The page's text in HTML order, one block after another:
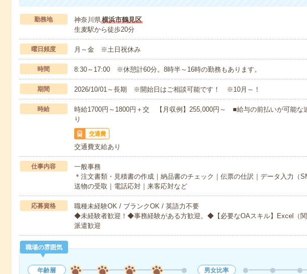
勤務地 神奈川県横浜市鶴見区
生麦駅から徒歩20分
曜日頻度 月～金 ※土日祝休み
時間 8:30～17:00 ※休憩計60分。8時半～16時の勤務もあります。
期間 2026/10/01～長期 ※開始日はご相談可能です！ ※10月～！
時給
時給1700円～1800円＋交 【月収例】255,000円～ ■給与の前払いが可能な
り
交通費
交通費支給あり
仕事内容
一般事務
＊注文書類・見積書の作成｜納品書のチェック｜伝票の仕訳｜データ入力（
送物の受取｜電話応対｜来客応対など
応募資格
職種未経験OK / ブランクOK / 英語力不要
◆未経験者歓迎！◆事務経験がある方歓迎。◆【必要なOAスキル】Excel（
派遣歓迎
職場の雰囲気
年齢層 男女比率